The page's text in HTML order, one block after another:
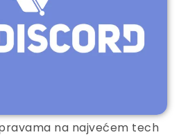
na najvećem tech